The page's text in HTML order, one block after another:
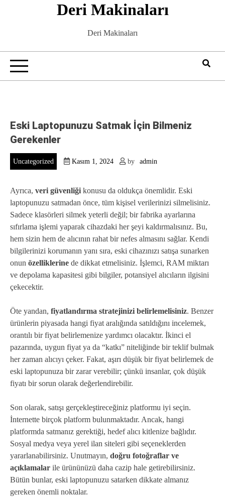
Deri Makinaları
Deri Makinaları
Eski Laptopunuzu Satmak İçin Bilmeniz
Gerekenler
Uncategorized Kasım 1, 2024 by admin
Ayrıca, veri güvenliği konusu da oldukça önemlidir. Eski
laptopunuzu satmadan önce, tüm kişisel verilerinizi silmelisiniz.
Sadece klasörleri silmek yeterli değil; bir fabrika ayarlarına
sıfırlama işlemi yaparak cihazdaki her şeyi kaldırmalısınız. Bu,
hem sizin hem de alıcının rahat bir nefes almasını sağlar. Kendi
bilgilerinizi korumanın yanı sıra, eski cihazınızı satışa sunarken
onun özelliklerine de dikkat etmelisiniz. İşlemci, RAM miktarı
ve depolama kapasitesi gibi bilgiler, potansiyel alıcıların ilgisini
çekecektir.
Öte yandan, fiyatlandırma stratejinizi belirlemelisiniz. Benzer
ürünlerin piyasada hangi fiyat aralığında satıldığını incelemek,
orantılı bir fiyat belirlemenize yardımcı olacaktır. İkinci el
pazarında, uygun fiyat ya da “katkı” niteliğinde bir teklif bulmak
her zaman alıcıyı çeker. Fakat, aşırı düşük bir fiyat belirlemek de
eski laptopunuza bir zarar verebilir; çünkü insanlar, çok düşük
fiyatı bir sorun olarak değerlendirebilir.
Son olarak, satışı gerçekleştireceğiniz platformu iyi seçin.
İnternette birçok platform bulunmaktadır. Ancak, hangi
platformda satmanız gerektiği, hedef alıcı kitlenize bağlıdır.
Sosyal medya veya yerel ilan siteleri gibi seçeneklerden
yararlanabilirsiniz. Unutmayın, doğru fotoğraflar ve
açıklamalar ile ürününüzü daha cazip hale getirebilirsiniz.
Bütün bunlar, eski laptopunuzu satarken dikkate almanız
gereken önemli noktalar.